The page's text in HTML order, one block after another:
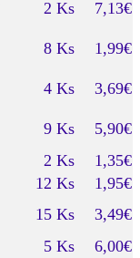
2 Ks
7,13€
8 Ks
1,99€
4 Ks
3,69€
9 Ks
5,90€
2 Ks
1,35€
12 Ks
1,95€
15 Ks
3,49€
5 Ks
6,00€